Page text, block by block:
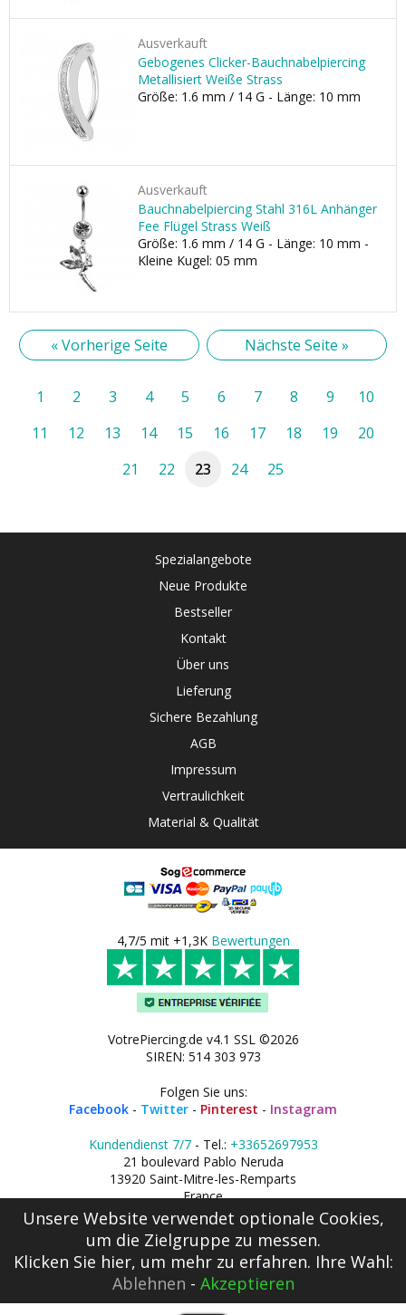
Ausverkauft
Gebogenes Clicker-Bauchnabelpiercing
Metallisiert Weiße Strass
Größe: 1.6 mm / 14 G - Länge: 10 mm
Ausverkauft
Bauchnabelpiercing Stahl 316L Anhänger
Fee Flügel Strass Weiß
Größe: 1.6 mm / 14 G - Länge: 10 mm -
Kleine Kugel: 05 mm
« Vorherige Seite Nächste Seite »
1 2 3 4 5 6 7 8 9
10
11
12 13 14 15 16 17 18 19
20
21
22 23 24 25
Spezialangebote
Neue Produkte
Bestseller
Kontakt
Über uns
Lieferung
Sichere Bezahlung
AGB
Impressum
Vertraulichkeit
Material & Qualität
4,7/5 mit +1,3K Bewertungen
VotrePiercing.de v4.1 SSL ©2026
SIREN: 514 303 973
Folgen Sie uns:
Facebook - Twitter - Pinterest - Instagram
Kundendienst 7/7- Tel.: +33652697953
21 boulevard Pablo Neruda
13920 Saint-Mitre-les-Remparts
France
Unsere Website verwendet optionale Cookies,
um die Zielgruppe zu messen.
Klicken Sie hier, um mehr zu erfahren. Ihre Wahl:
Ablehnen - Akzeptieren